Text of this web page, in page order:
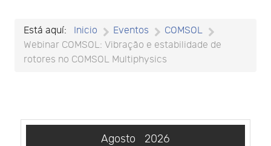
Está aquí: Inicio Eventos
COMSOL
Webinar COMSOL: Vibração e estabilidade de
rotores no COMSOL Multiphysics
Agosto 2026